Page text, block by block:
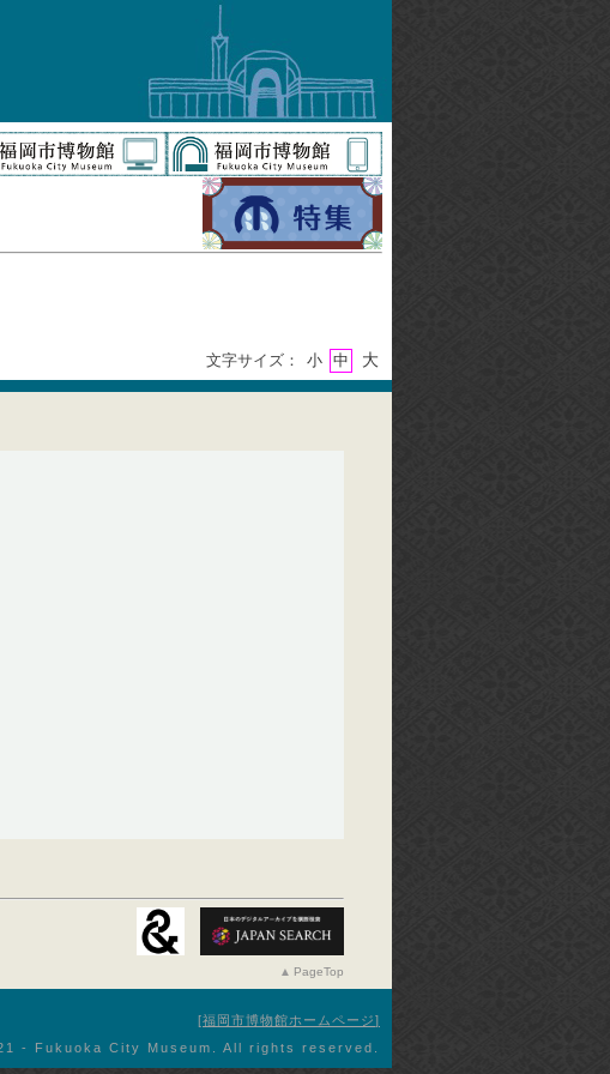
文字サイズ： 小 中 大
PageTop
福岡市博物館ホームページ
- Fukuoka City Museum. All rights reserved.